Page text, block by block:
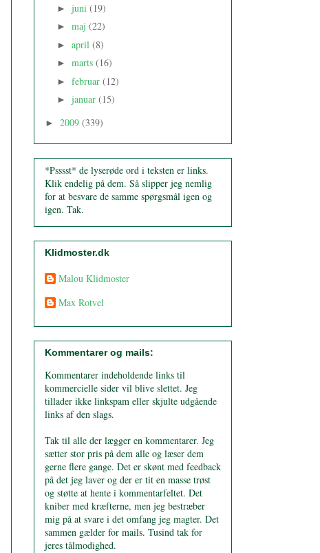
► juni (19)
► maj (22)
► april (8)
► marts (16)
► februar (12)
► januar (15)
► 2009 (339)
*Psssst* de lyserøde ord i teksten er links.
Klik endelig på dem. Så slipper jeg nemlig
for at besvare de samme spørgsmål igen og
igen. Tak.
Klidmoster.dk
Malou Klidmoster
Max Rotvel
Kommentarer og mails:
Kommentarer indeholdende links til
kommercielle sider vil blive slettet. Jeg
tillader ikke linkspam eller skjulte udgående
links af den slags.
Tak til alle der lægger en kommentarer. Jeg
sætter stor pris på dem alle og læser dem
gerne flere gange. Det er skønt med feedback
på det jeg laver og der er tit en masse trøst
og støtte at hente i kommentarfeltet. Det
kniber med kræfterne, men jeg bestræber
mig på at svare i det omfang jeg magter. Det
sammen gælder for mails. Tusind tak for
jeres tålmodighed.